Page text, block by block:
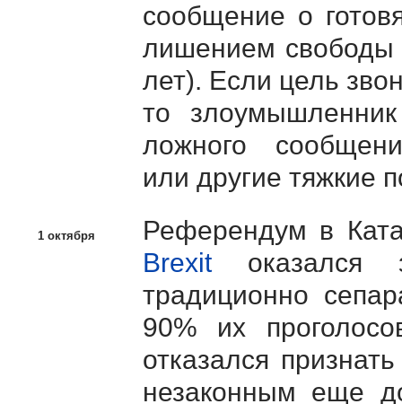
сообщение о
лишением свободы
лет). Если цель
то
ложного
или другие тяжкие
1 октября
Референдум в
Brexitоказался
традиционно
90% их
отказался
незаконным еще